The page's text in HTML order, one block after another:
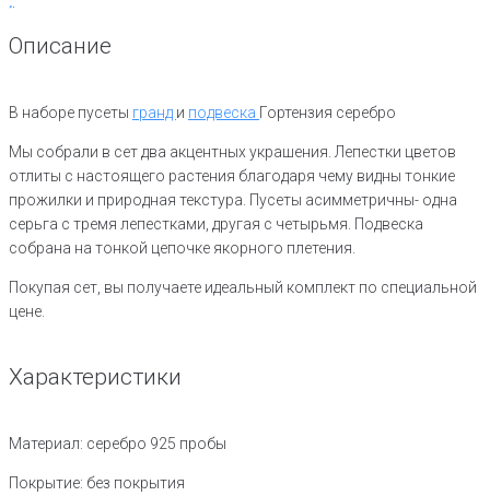
гранд
серебро
Описание
В наборе пусеты гранд и подвеска Гортензия серебро
Мы собрали в сет два акцентных украшения. Лепестки цветов
отлиты с настоящего растения благодаря чему видны тонкие
прожилки и природная текстура. Пусеты асимметричны- одна
серьга с тремя лепестками, другая с четырьмя. Подвеска
собрана на тонкой цепочке якорного плетения.
Покупая сет, вы получаете идеальный комплект по специальной
цене.
Характеристики
Материал: серебро 925 пробы
Покрытие: без покрытия